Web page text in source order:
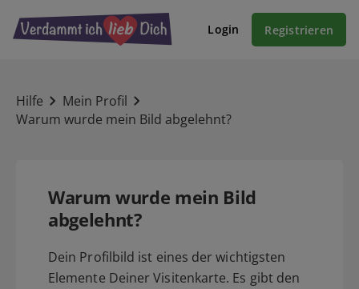
Login Registrieren
Hilfe
Mein Profil
Warum wurde mein Bild abgelehnt?
Warum wurde mein Bild
abgelehnt?
Dein Profilbild ist eines der wichtigsten
Elemente Deiner Visitenkarte. Es gibt den